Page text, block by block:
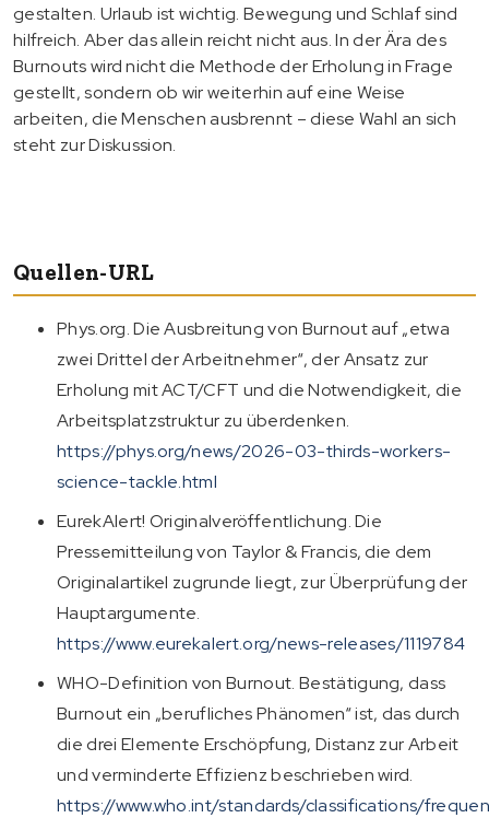
gestalten. Urlaub ist wichtig. Bewegung und Schlaf sind
hilfreich. Aber das allein reicht nicht aus. In der Ära des
Burnouts wird nicht die Methode der Erholung in Frage
gestellt, sondern ob wir weiterhin auf eine Weise
arbeiten, die Menschen ausbrennt – diese Wahl an sich
steht zur Diskussion.
Quellen-URL
Phys.org. Die Ausbreitung von Burnout auf „etwa
zwei Drittel der Arbeitnehmer“, der Ansatz zur
Erholung mit ACT/CFT und die Notwendigkeit, die
Arbeitsplatzstruktur zu überdenken.
https://phys.org/news/2026-03-thirds-workers-
science-tackle.html
EurekAlert! Originalveröffentlichung. Die
Pressemitteilung von Taylor & Francis, die dem
Originalartikel zugrunde liegt, zur Überprüfung der
Hauptargumente.
https://www.eurekalert.org/news-releases/1119784
WHO-Definition von Burnout. Bestätigung, dass
Burnout ein „berufliches Phänomen“ ist, das durch
die drei Elemente Erschöpfung, Distanz zur Arbeit
und verminderte Effizienz beschrieben wird.
https://www.who.int/standards/classifications/